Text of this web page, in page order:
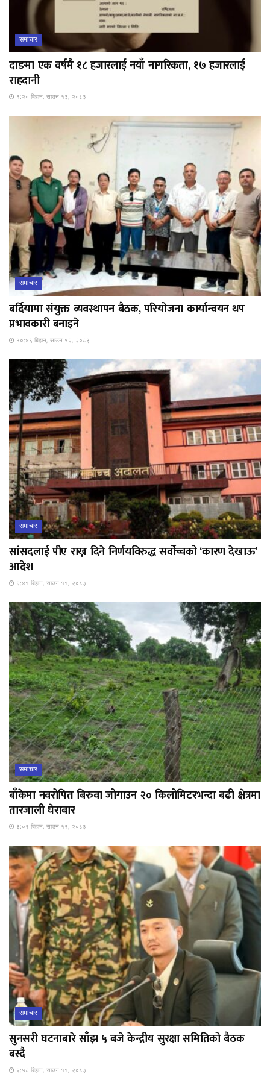
समाचार
दाङमा एक वर्षमै १८ हजारलाई नयाँ नागरिकता, १७ हजारलाई
राहदानी
१:२० बिहान, साउन १३, २०८३
समाचार
बर्दियामा संयुक्त व्यवस्थापन बैठक, परियोजना कार्यान्वयन थप
प्रभावकारी बनाइने
१०:४६ बिहान, साउन १२, २०८३
समाचार
सांसदलाई पीए राख्न दिने निर्णयविरुद्ध सर्वोच्चको ‘कारण देखाऊ’
आदेश
६:४१ बिहान, साउन ११, २०८३
समाचार
बाँकेमा नवरोपित बिरुवा जोगाउन २० किलोमिटरभन्दा बढी क्षेत्रमा
तारजाली घेराबार
३:०९ बिहान, साउन ११, २०८३
समाचार
सुनसरी घटनाबारे साँझ ५ बजे केन्द्रीय सुरक्षा समितिको बैठक
बस्दै
२:५८ बिहान, साउन ११, २०८३